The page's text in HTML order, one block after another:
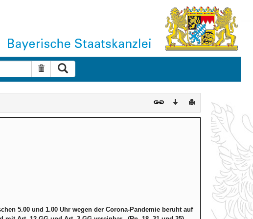
Suche zurücksetzen
DownloadDrucken
5.00 und 1.00 Uhr wegen der Corona-Pandemie beruht auf